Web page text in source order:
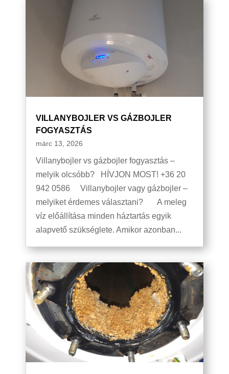
VILLANYBOJLER VS GÁZBOJLER
FOGYASZTÁS
márc 13, 2026
Villanybojler vs gázbojler fogyasztás –
melyik olcsóbb? HÍVJON MOST! +36 20
942 0586 Villanybojler vagy gázbojler –
melyiket érdemes választani? A meleg
víz előállítása minden háztartás egyik
alapvető szükséglete. Amikor azonban...